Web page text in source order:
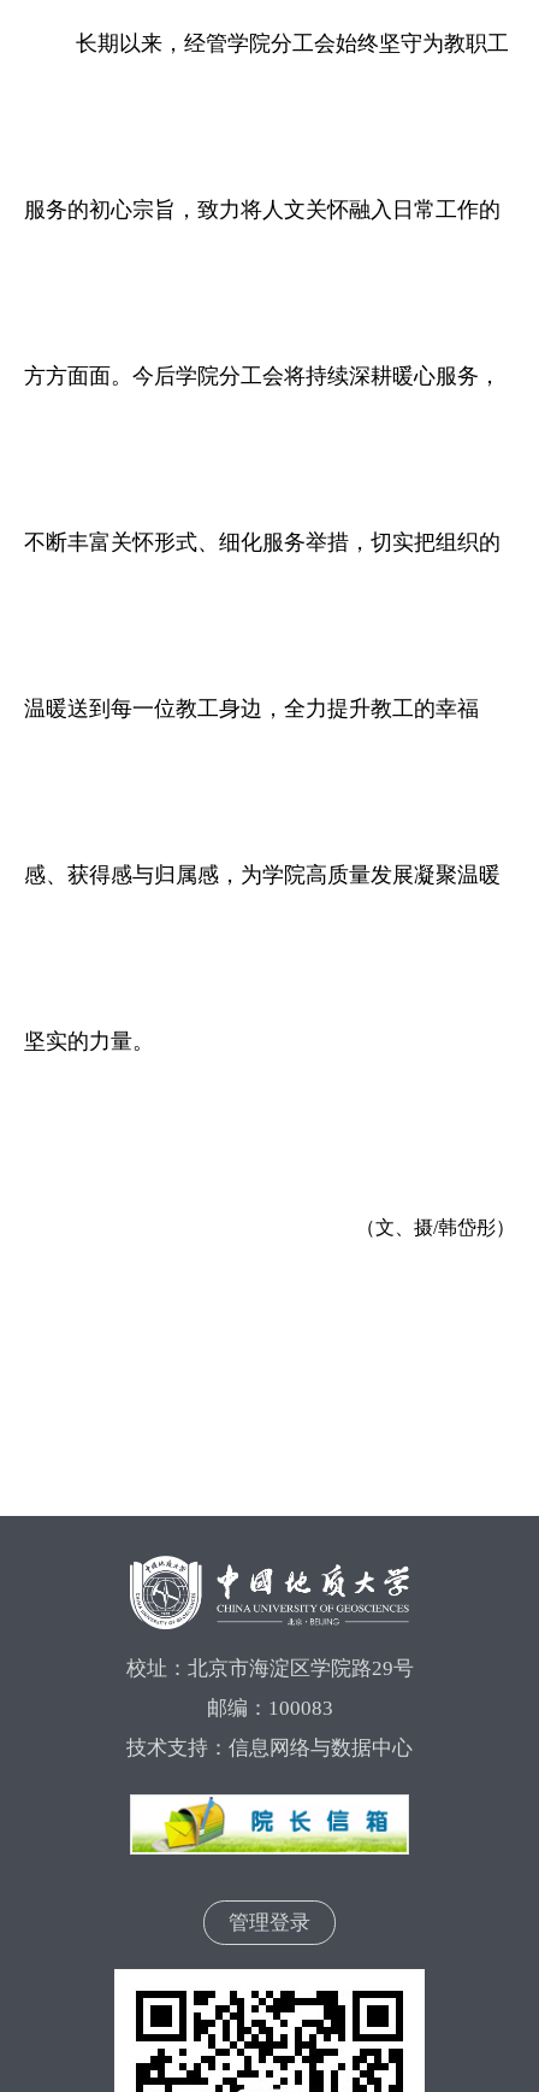
长期以来，经管学院分工会始终坚守为教职工
服务的初心宗旨，致力将人文关怀融入日常工作的
方方面面。今后学院分工会将持续深耕暖心服务，
不断丰富关怀形式、细化服务举措，切实把组织的
温暖送到每一位教工身边，全力提升教工的幸福
感、获得感与归属感，为学院高质量发展凝聚温暖
坚实的力量。
（文、摄/韩岱彤）
校址：北京市海淀区学院路29号
邮编：100083
技术支持：信息网络与数据中心
管理登录